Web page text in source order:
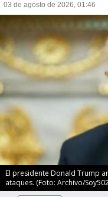
03 de agosto de 2026, 01:46
El presidente Donald Trump
ataques. (Foto: Archivo/